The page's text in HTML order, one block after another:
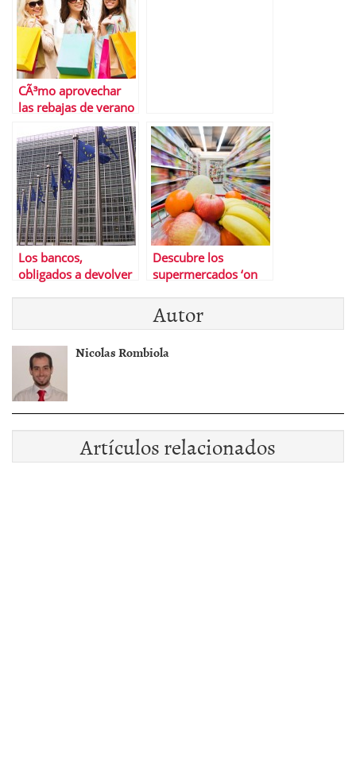
CÃ³mo aprovechar
las rebajas de verano
Los bancos,
obligados a devolver
Descubre los
supermercados ‘on
Autor
Nicolas Rombiola
Artículos relacionados